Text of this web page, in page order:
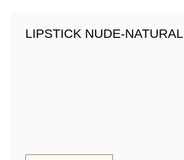
LIPSTICK NUDE-NATURAL